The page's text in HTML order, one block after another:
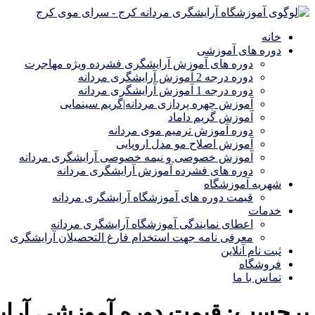
خانه
دوره های آموزشی
دوره های آموزش آرایشگری فشرده ویژه مهاجرت
دوره درجه 2 آموزش آرایشگری مردانه
دوره درجه 1 آموزش آرایشگری مردانه
آموزش چهره پردازی مردانه|گریم سینمایی
آموزش گریم داماد
دوره آموزش ترمیم موی مردانه
آموزش اصلاح مو مدل اروپایی
آموزش خصوصی و نیمه خصوصی آرایشگری مردانه
دوره های فشرده آموزش آرایشگری مردانه
شهریه آموزشگاه
قیمت دوره های آموزشگاه آرایشگری مردانه
خدمات
اعطای نمایندگی آموزشگاه آرایشگری مردانه
معرفی نامه جهت استخدام فارغ التحصیلان آرایشگری
ثبت نام آنلاین
فروشگاه
تماس با ما